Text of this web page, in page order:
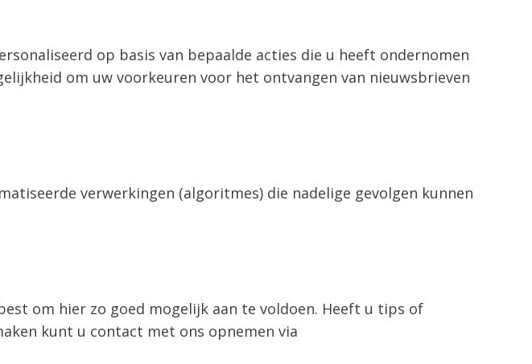
op basis van bepaalde acties die u heeft ondernomen
om uw voorkeuren voor het ontvangen van nieuwsbrieven
verwerkingen (algoritmes) die nadelige gevolgen kunnen
om hier zo goed mogelijk aan te voldoen. Heeft u tips of
kunt u contact met ons opnemen via